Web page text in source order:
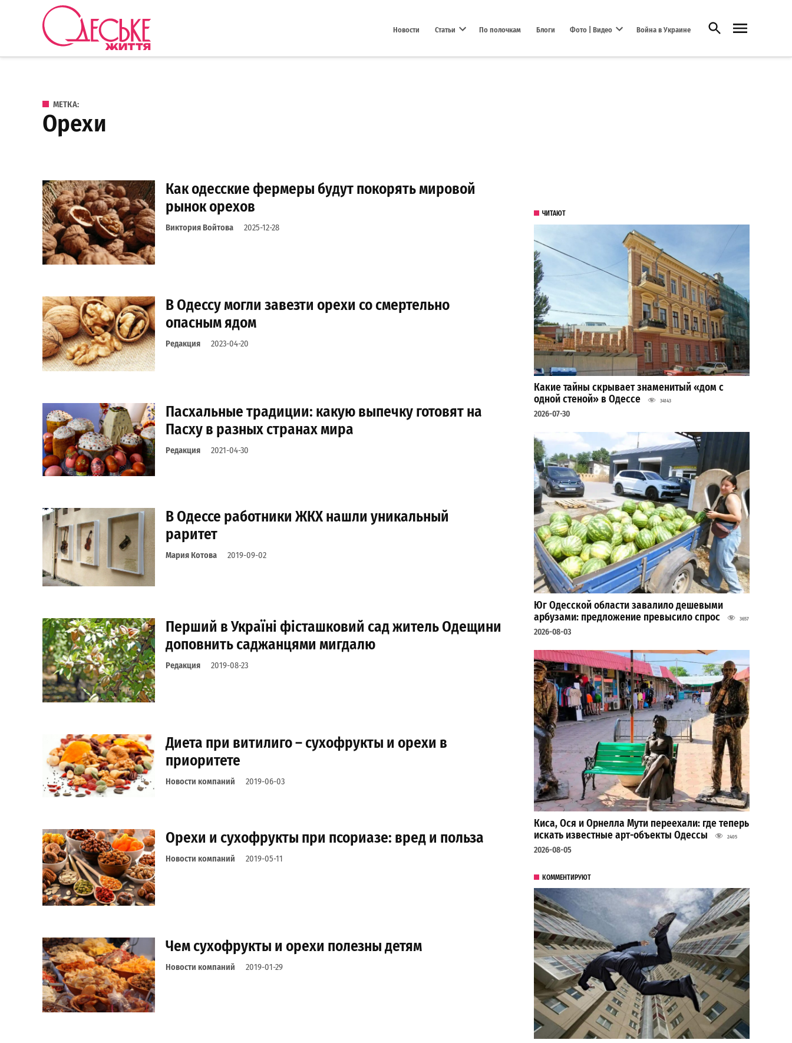
Перейти к содержанию
Новости Статьи По полочкам Блоги Фото | Видео Война в Украине Открыть поиск
МЕТКА:
орехи
Как одесские фермеры будут покорять мировой
рынок орехов
Виктория Войтова 2025-12-28
В Одессу могли завезти орехи со смертельно
опасным ядом
Редакция 2023-04-20
Пасхальные традиции: какую выпечку готовят на
Пасху в разных странах мира
Редакция 2021-04-30
В Одессе работники ЖКХ нашли уникальный
раритет
Мария Котова 2019-09-02
Перший в Україні фісташковий сад житель Одещини
доповнить саджанцями мигдалю
Редакция 2019-08-23
Диета при витилиго – сухофрукты и орехи в
приоритете
Новости компаний 2019-06-03
Орехи и сухофрукты при псориазе: вред и польза
Новости компаний 2019-05-11
Чем сухофрукты и орехи полезны детям
Новости компаний 2019-01-29
ЧИТАЮТ
Какие тайны скрывает знаменитый «дом с
одной стеной» в Одессе
34143
2026-07-30
Юг Одесской области завалило дешевыми
арбузами: предложение превысило спрос
3657
2026-08-03
Киса, Ося и Орнелла Мути переехали: где теперь
искать известные арт-объекты Одессы
2405
2026-08-05
КОММЕНТИРУЮТ